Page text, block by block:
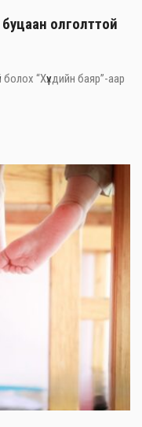
олголттой
болох “Хүүхдийн баяр”-аар